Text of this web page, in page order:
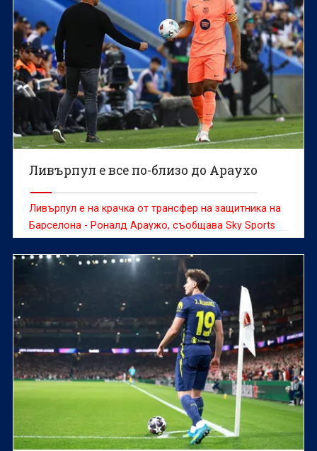
Ливърпул е все по-близо до Араухо
Ливърпул е на крачка от трансфер на защитника на
Барселона - Роналд Араужо, съобщава Sky Sports